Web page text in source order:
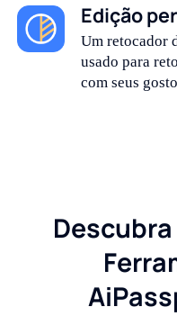
Edição
Um retocador
usado para
com seus